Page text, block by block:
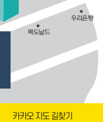
카카오 지도 길찾기